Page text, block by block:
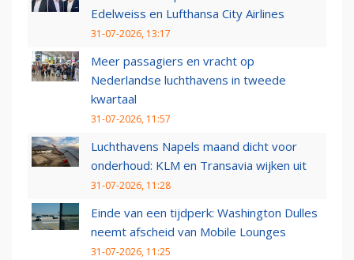
Edelweiss en Lufthansa City Airlines
31-07-2026, 13:17
Meer passagiers en vracht op
Nederlandse luchthavens in tweede
kwartaal
31-07-2026, 11:57
Luchthavens Napels maand dicht voor
onderhoud: KLM en Transavia wijken uit
31-07-2026, 11:28
Einde van een tijdperk: Washington Dulles
neemt afscheid van Mobile Lounges
31-07-2026, 11:25